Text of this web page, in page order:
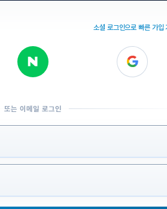
소셜 로그인으로 빠른 가입
또는 이메일 로그인